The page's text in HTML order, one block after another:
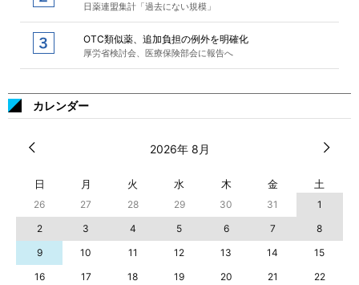
日薬連盟集計「過去にない規模」
OTC類似薬、追加負担の例外を明確化
厚労省検討会、医療保険部会に報告へ
カレンダー
2026年 8月
日 月 火 水 木 金 土
26 27 28 29 30 31
1
2
3 4 5 6 7
8
9
10 11 12 13 14
15
16
17 18 19 20 21
22